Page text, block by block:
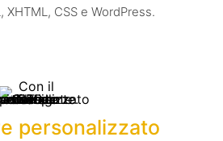
XHTML, CSS e WordPress.
personalizzato